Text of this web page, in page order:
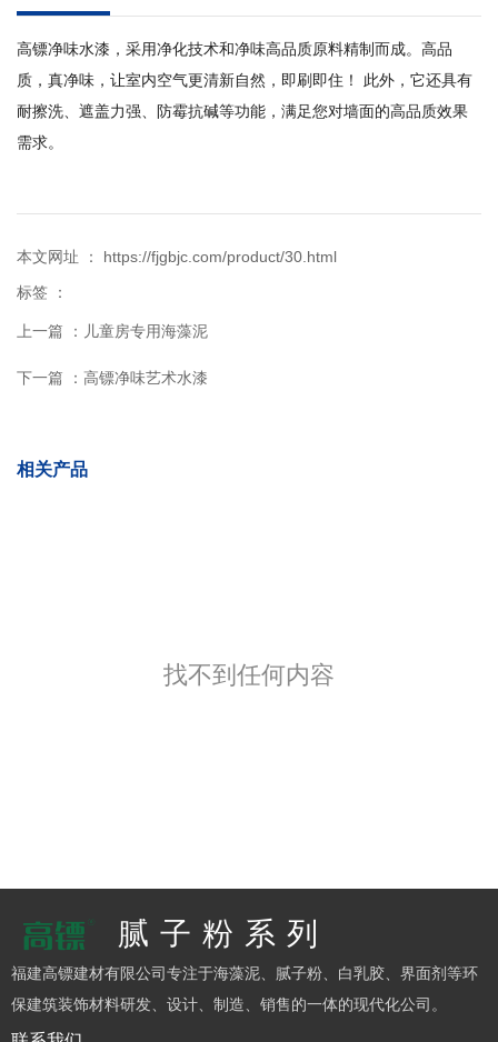
高镖净味水漆，采用净化技术和净味高品质原料精制而成。高品
质，真净味，让室内空气更清新自然，即刷即住！ 此外，它还具有
耐擦洗、遮盖力强、防霉抗碱等功能，满足您对墙面的高品质效果
需求。
本文网址 ： https://fjgbjc.com/product/30.html
标签 ：
上一篇 ： 儿童房专用海藻泥
下一篇 ： 高镖净味艺术水漆
相关产品
找不到任何内容
腻子粉系列
福建高镖建材有限公司专注于海藻泥、腻子粉、白乳胶、界面剂等环
保建筑装饰材料研发、设计、制造、销售的一体的现代化公司。